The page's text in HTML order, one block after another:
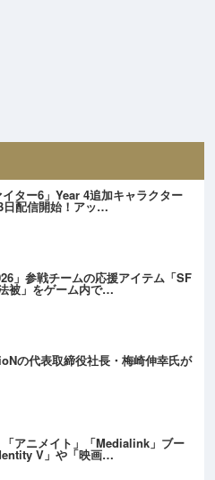
イター6」Year 4追加キャラクター
日配信開始！アッ…
」参戦チームの応援アイテム「SF
被」をゲーム内で…
の代表取締役社長・梅崎伸幸氏が
「アニメイト」「Medialink」ブー
V」や「映画…